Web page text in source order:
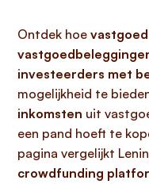
Ontdek hoe
investeerders met
mogelijkheid te
inkomsten uit
een pand hoeft te
pagina vergelijkt
crowdfunding